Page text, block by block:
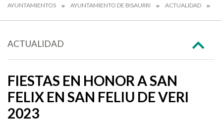
AYUNTAMIENTOS AYUNTAMIENTO DE BISAURRI ACTUALIDAD
ACTUALIDAD
FIESTAS EN HONOR A SAN
FELIX EN SAN FELIU DE VERI
2023